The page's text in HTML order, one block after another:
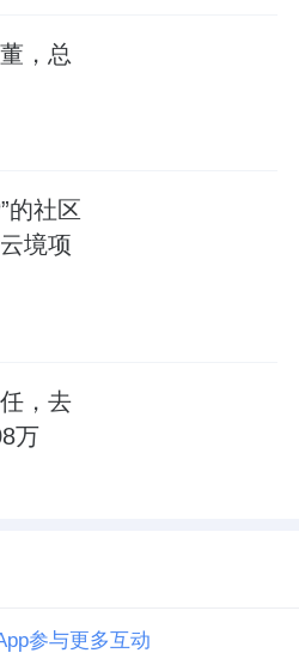
，总
的社区
境项
，去
万
参与更多互动